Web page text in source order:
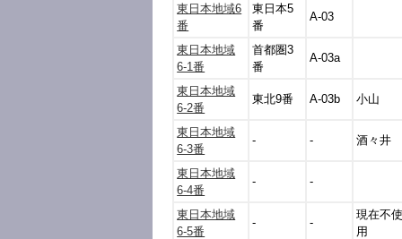
東日本地域6
番
東日本5
番
A-03
東日本地域
6-1番
首都圏3
番
A-03a
東日本地域
6-2番
東北9番 A-03b 小山
東日本地域
6-3番
- - 酒々井
東日本地域
6-4番
- -
東日本地域
6-5番
- -
現在不
用